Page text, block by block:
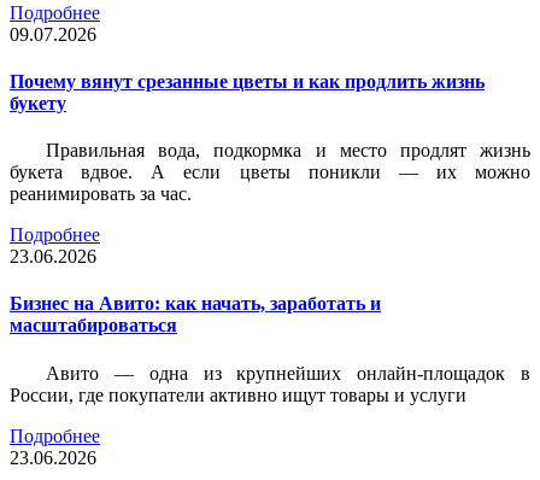
Подробнее
09.07.2026
Почему вянут срезанные цветы и как продлить жизнь
букету
Правильная вода, подкормка и место продлят жизнь
букета вдвое. А если цветы поникли — их можно
реанимировать за час.
Подробнее
23.06.2026
Бизнес на Авито: как начать, заработать и
масштабироваться
Авито — одна из крупнейших онлайн-площадок в
России, где покупатели активно ищут товары и услуги
Подробнее
23.06.2026